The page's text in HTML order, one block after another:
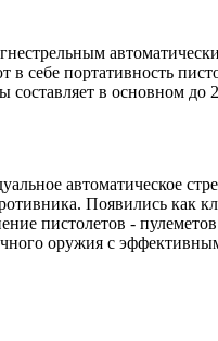
себе портативность
составляет в основном до
автоматическое
Появились как
пистолетов - пулеметов
оружия с